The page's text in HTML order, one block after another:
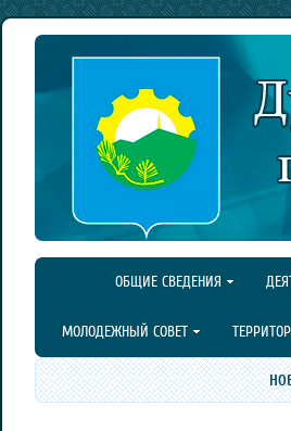
ОБЩИЕ СВЕДЕНИЯ
МОЛОДЕЖНЫЙ СОВЕТ